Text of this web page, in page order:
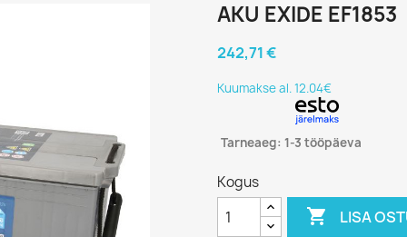
AKU EXIDE EF1853
242,71 €
Kuumakse al. 12.04€
Tarneaeg: 1-3 tööpäeva
Kogus
 LISA